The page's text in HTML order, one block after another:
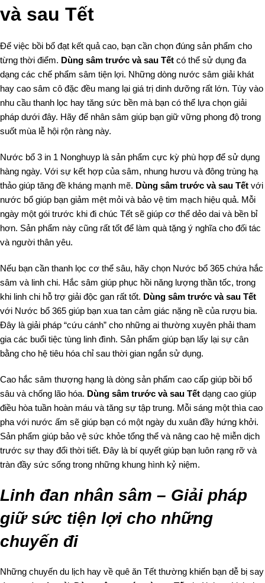
và sau Tết
Để việc bồi bổ đạt kết quả cao, bạn cần chọn đúng sản phẩm cho
từng thời điểm. Dùng sâm trước và sau Tết có thể sử dụng đa
dạng các chế phẩm sâm tiện lợi. Những dòng nước sâm giải khát
hay cao sâm cô đặc đều mang lại giá trị dinh dưỡng rất lớn. Tùy vào
nhu cầu thanh lọc hay tăng sức bền mà bạn có thể lựa chọn giải
pháp dưới đây. Hãy để nhân sâm giúp bạn giữ vững phong độ trong
suốt mùa lễ hội rộn ràng này.
Nước bổ 3 in 1 Nonghuyp là sản phẩm cực kỳ phù hợp để sử dụng
hàng ngày. Với sự kết hợp của sâm, nhung hươu và đông trùng hạ
thảo giúp tăng đề kháng mạnh mẽ. Dùng sâm trước và sau Tết với
nước bổ giúp bạn giảm mệt mỏi và bảo vệ tim mạch hiệu quả. Mỗi
ngày một gói trước khi đi chúc Tết sẽ giúp cơ thể dẻo dai và bền bỉ
hơn. Sản phẩm này cũng rất tốt để làm quà tặng ý nghĩa cho đối tác
và người thân yêu.
Nếu bạn cần thanh lọc cơ thể sâu, hãy chọn Nước bổ 365 chứa hắc
sâm và linh chi. Hắc sâm giúp phục hồi năng lượng thần tốc, trong
khi linh chi hỗ trợ giải độc gan rất tốt. Dùng sâm trước và sau Tết
với Nước bổ 365 giúp bạn xua tan cảm giác nặng nề của rượu bia.
Đây là giải pháp “cứu cánh” cho những ai thường xuyên phải tham
gia các buổi tiệc tùng linh đình. Sản phẩm giúp bạn lấy lại sự cân
bằng cho hệ tiêu hóa chỉ sau thời gian ngắn sử dụng.
Cao hắc sâm thượng hạng là dòng sản phẩm cao cấp giúp bồi bổ
sâu và chống lão hóa. Dùng sâm trước và sau Tết dạng cao giúp
điều hòa tuần hoàn máu và tăng sự tập trung. Mỗi sáng một thìa cao
pha với nước ấm sẽ giúp bạn có một ngày du xuân đầy hứng khởi.
Sản phẩm giúp bảo vệ sức khỏe tổng thể và nâng cao hệ miễn dịch
trước sự thay đổi thời tiết. Đây là bí quyết giúp bạn luôn rạng rỡ và
tràn đầy sức sống trong những khung hình kỷ niệm.
Linh đan nhân sâm – Giải pháp
giữ sức tiện lợi cho những
chuyến đi
Những chuyến du lịch hay về quê ăn Tết thường khiến bạn dễ bị say